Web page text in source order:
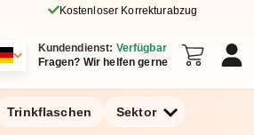
Kostenloser Korrekturabzug
Kundendienst: Verfügbar
Fragen? Wir helfen gerne
Trinkflaschen Sektor